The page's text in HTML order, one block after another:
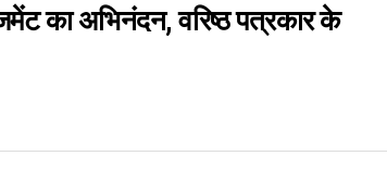
का अभिनंदन, वरिष्‍ठ पत्रकार के